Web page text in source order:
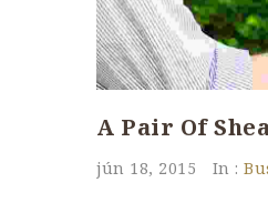
A Pair Of
jún 18, 2015 In :